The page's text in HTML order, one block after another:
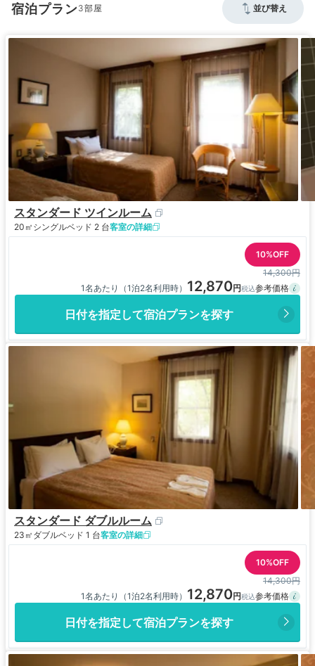
宿泊プラン3 並び替え
スタンダード ツインルーム
20㎡ シングルベッド 2 台客室の詳細
10%OFF
14,300円
1名あたり（1泊2名利用時） 12,870
日付を指定して宿泊プランを探す
スタンダード ダブルルーム
23㎡ ダブルベッド 1 台客室の詳細
10%OFF
14,300円
1名あたり（1泊2名利用時） 12,870
日付を指定して宿泊プランを探す